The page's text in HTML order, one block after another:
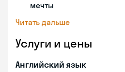
мечты
Читать дальше
Услуги и цены
Английский язык